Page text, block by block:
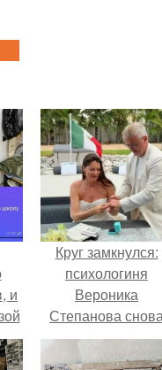
и
Круг замкнулся:
психологиня
Вероника
Степанова
вышла замуж за
собственного